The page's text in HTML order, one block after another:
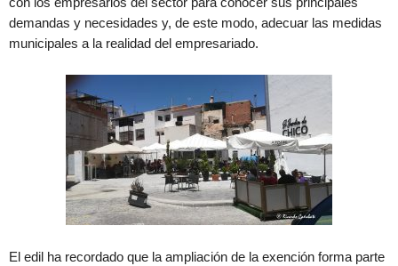
demandas y necesidades y, de este modo, adecuar las medidas
municipales a la realidad del empresariado.
El edil ha recordado que la ampliación de la exención forma parte